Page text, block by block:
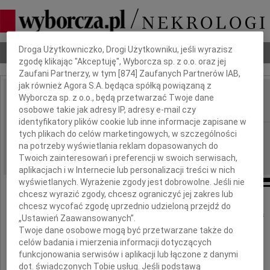
Nekrologi Odeszli Poradnik pogrzebowy
IMIĘ I NAZWISKO: Alicja Maksymowicz
REGION: Olsztyn
DATA EMISJI: 21.01.2016
19 stycznia 2016 roku w wieku 85 lat zmarła
Dbamy o Twoją prywatność
Droga Użytkowniczko, Drogi Użytkowniku, jeśli wyrazisz
zgodę klikając "Akceptuję", Wyborcza sp. z o.o. oraz jej
Zaufani Partnerzy, w tym [874 ] Zaufanych Partnerów IAB,
jak również Agora S.A. będąca spółką powiązaną z
Wyborcza sp. z o.o., będą przetwarzać Twoje dane
osobowe takie jak adresy IP, adresy e-mail czy
identyfikatory plików cookie lub inne informacje zapisane w
tych plikach do celów marketingowych, w szczególności
na potrzeby wyświetlania reklam dopasowanych do
Twoich zainteresowań i preferencji w swoich serwisach,
aplikacjach i w Internecie lub personalizacji treści w nich
wyświetlanych. Wyrażenie zgody jest dobrowolne. Jeśli nie
chcesz wyrazić zgody, chcesz ograniczyć jej zakres lub
chcesz wycofać zgodę uprzednio udzieloną przejdź do
„Ustawień Zaawansowanych”.
Twoje dane osobowe mogą być przetwarzane także do
celów badania i mierzenia informacji dotyczących
funkcjonowania serwisów i aplikacji lub łączone z danymi
dot. świadczonych Tobie usług. Jeśli podstawą